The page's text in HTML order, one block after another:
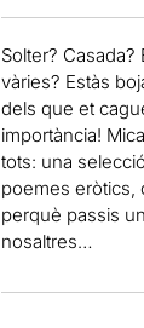
Solter? Casada?
vàries? Estàs
dels que et
importància!
tots: una
poemes eròtics,
perquè passis
nosaltres…